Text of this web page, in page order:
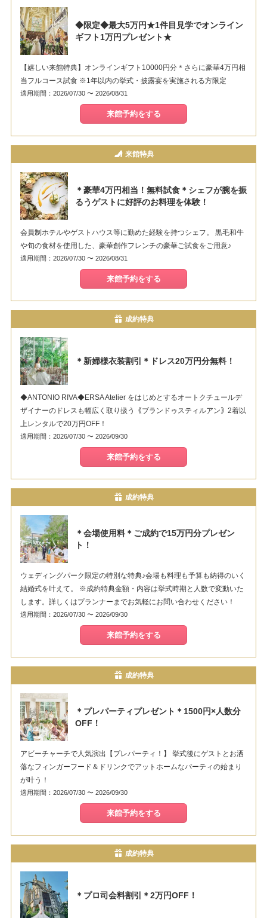
◆限定◆最大5万円★1件目見学でオンライン
ギフト1万円プレゼント★
【嬉しい来館特典】オンラインギフト10000円分＊さらに豪華4万円相
当フルコース試食 ※1年以内の挙式・披露宴を実施される方限定
適用期間：2026/07/30 〜 2026/08/31
来館予約をする
来館特典
＊豪華4万円相当！無料試食＊シェフが腕を振
るうゲストに好評のお料理を体験！
会員制ホテルやゲストハウス等に勤めた経験を持つシェフ。 黒毛和牛
や旬の食材を使用した、豪華創作フレンチの豪華ご試食をご用意♪
適用期間：2026/07/30 〜 2026/08/31
来館予約をする
成約特典
＊新婦様衣装割引＊ドレス20万円分無料！
◆ANTONIO RIVA◆ERSA Atelier をはじめとするオートクチュールデ
ザイナーのドレスも幅広く取り扱う｟ブランドゥスティルアン｠2着以
上レンタルで20万円OFF！
適用期間：2026/07/30 〜 2026/09/30
来館予約をする
成約特典
＊会場使用料＊ご成約で15万円分プレゼン
ト！
ウェディングパーク限定の特別な特典♪会場も料理も予算も納得のいく
結婚式を叶えて。 ※成約特典金額・内容は挙式時期と人数で変動いた
します。詳しくはプランナーまでお気軽にお問い合わせください！
適用期間：2026/07/30 〜 2026/09/30
来館予約をする
成約特典
＊プレパーティプレゼント＊1500円×人数分
OFF！
アビーチャーチで人気演出【プレパーティ！】 挙式後にゲストとお洒
落なフィンガーフード＆ドリンクでアットホームなパーティの始まり
が叶う！
適用期間：2026/07/30 〜 2026/09/30
来館予約をする
成約特典
＊プロ司会料割引＊2万円OFF！